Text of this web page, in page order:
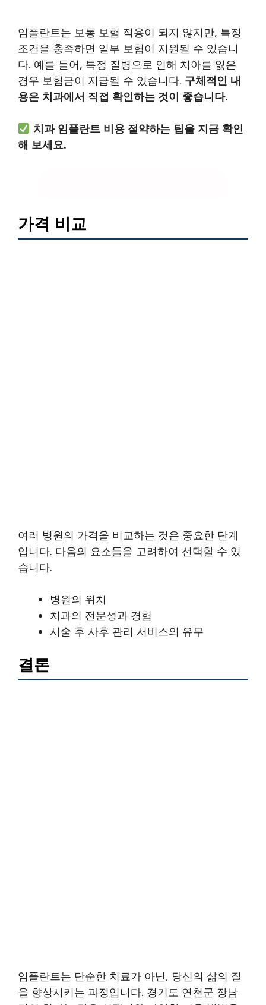
임플란트는 보통 보험 적용이 되지 않지만, 특정
조건을 충족하면 일부 보험이 지원될 수 있습니
다. 예를 들어, 특정 질병으로 인해 치아를 잃은
경우 보험금이 지급될 수 있습니다. 구체적인 내
용은 치과에서 직접 확인하는 것이 좋습니다.
치과 임플란트 비용 절약하는 팁을 지금 확인
해 보세요.
가격 비교
여러 병원의 가격을 비교하는 것은 중요한 단계
입니다. 다음의 요소들을 고려하여 선택할 수 있
습니다.
병원의 위치
치과의 전문성과 경험
시술 후 사후 관리 서비스의 유무
결론
임플란트는 단순한 치료가 아닌, 당신의 삶의 질
을 향상시키는 과정입니다. 경기도 연천군 장남